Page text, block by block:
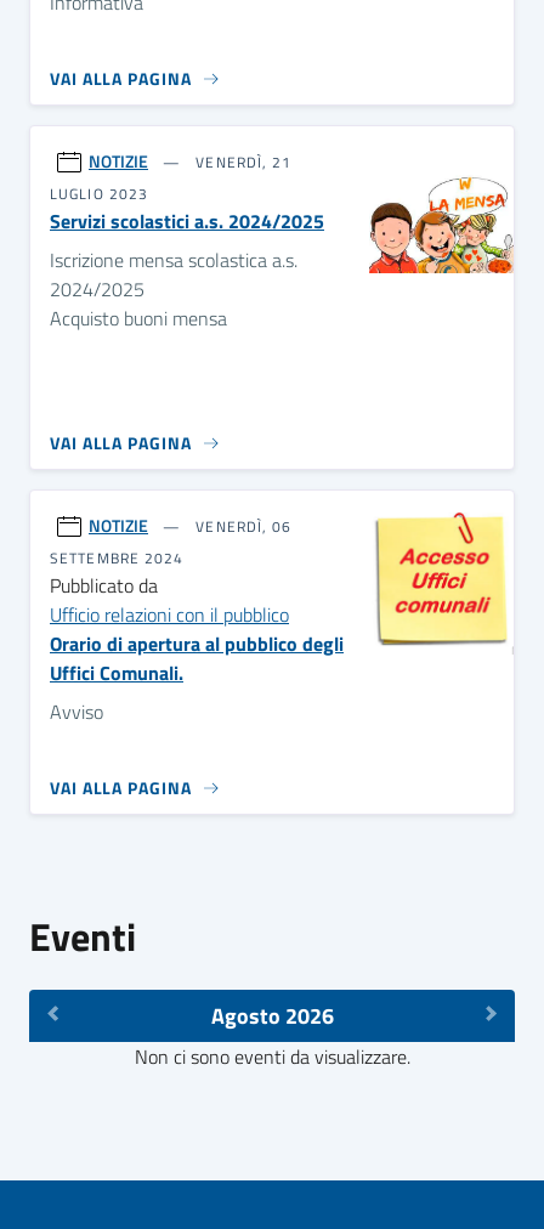
VAI ALLA PAGINA
NOTIZIE
VENERDÌ, 21
LUGLIO 2023
Servizi scolastici a.s. 2024/2025
Iscrizione mensa scolastica a.s.
2024/2025
Acquisto buoni mensa
VAI ALLA PAGINA
NOTIZIE
VENERDÌ, 06
SETTEMBRE 2024
Pubblicato da
Ufficio relazioni con il pubblico
Orario di apertura al pubblico degli
Uffici Comunali.
Avviso
VAI ALLA PAGINA
Eventi
Agosto 2026
Non ci sono eventi da visualizzare.